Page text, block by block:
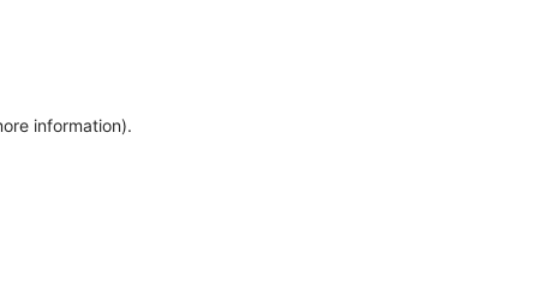
information).